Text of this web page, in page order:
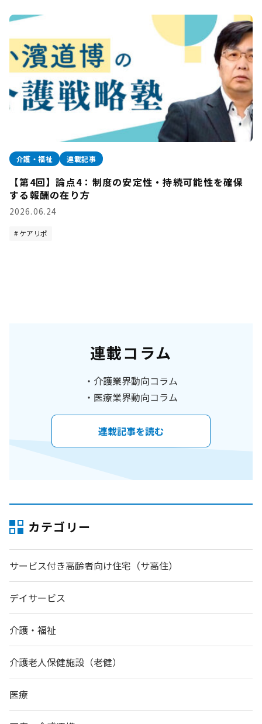
介護・福祉 連載記事
【第4回】論点4：制度の安定性・持続可能性を確保
する報酬の在り方
2026.06.24
ケアリポ
連載コラム
介護業界動向コラム
医療業界動向コラム
連載記事を読む
カテゴリー
サービス付き高齢者向け住宅（サ高住）
デイサービス
介護・福祉
介護老人保健施設（老健）
医療